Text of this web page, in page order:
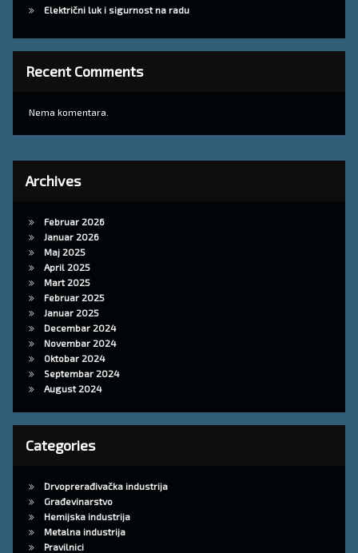
Električni luk i sigurnost na radu
Recent Comments
Nema komentara.
Archives
Februar 2026
Januar 2026
Maj 2025
April 2025
Mart 2025
Februar 2025
Januar 2025
Decembar 2024
Novembar 2024
Oktobar 2024
Septembar 2024
August 2024
Categories
Drvoprerađivačka industrija
Građevinarstvo
Hemijska industrija
Metalna industrija
Pravilnici